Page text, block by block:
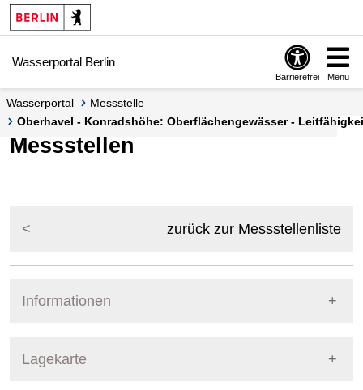
Springe zur Navigation
Springe zum Inhalt
Wasserportal Berlin
Barrierefrei Menü
Wasserportal
Messstelle
Oberhavel - Konradshöhe: Oberflächengewässer -
Messstellen
zurück zur Messstellenliste
Informationen
Lagekarte